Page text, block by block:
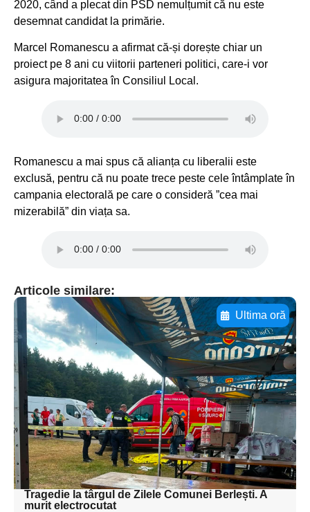
2020, când a plecat din PSD nemulțumit că nu este
desemnat candidat la primărie.
Marcel Romanescu a afirmat că-și dorește chiar un
proiect pe 8 ani cu viitorii parteneri politici, care-i vor
asigura majoritatea în Consiliul Local.
Romanescu a mai spus că alianța cu liberalii este
exclusă, pentru că nu poate trece peste cele întâmplate în
campania electorală pe care o consideră ”cea mai
mizerabilă” din viața sa.
Articole similare:
Ultima oră
Adaugă aici textul pentru
subtitluAdaugă aici
textul pentru
subtitluAdaugă aici
textul pentru
subtitluAdaugă aici
textul pentru subti
Tragedie la târgul de Zilele Comunei Berlești. A
murit electrocutat